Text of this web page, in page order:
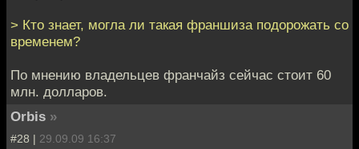
> Кто знает, могла ли такая франшиза подорожать со
временем?
По мнению владельцев франчайз сейчас стоит 60
млн. долларов.
Orbis »
#28 | 29.09.09 16:37